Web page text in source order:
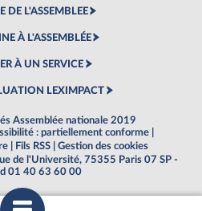
DE L'ASSEMBLEE
À L'ASSEMBLÉE
À UN SERVICE
LEXIMPACT
Assemblée nationale 2019
: partiellement conforme
Fils RSS
Gestion des cookies
de l'Université, 75355 Paris 07 SP -
01 40 63 60 00